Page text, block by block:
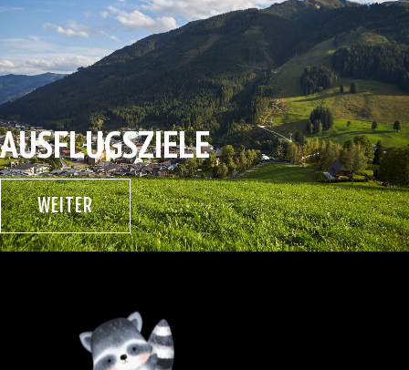
AUSFLUGSZIELE
WEITER